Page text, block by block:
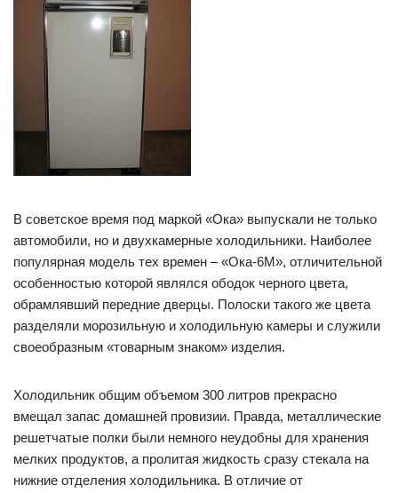
В советское время под маркой «Ока» выпускали не только
автомобили, но и двухкамерные холодильники. Наиболее
популярная модель тех времен – «Ока-6М», отличительной
особенностью которой являлся ободок черного цвета,
обрамлявший передние дверцы. Полоски такого же цвета
разделяли морозильную и холодильную камеры и служили
своеобразным «товарным знаком» изделия.
Холодильник общим объемом 300 литров прекрасно
вмещал запас домашней провизии. Правда, металлические
решетчатые полки были немного неудобны для хранения
мелких продуктов, а пролитая жидкость сразу стекала на
нижние отделения холодильника. В отличие от